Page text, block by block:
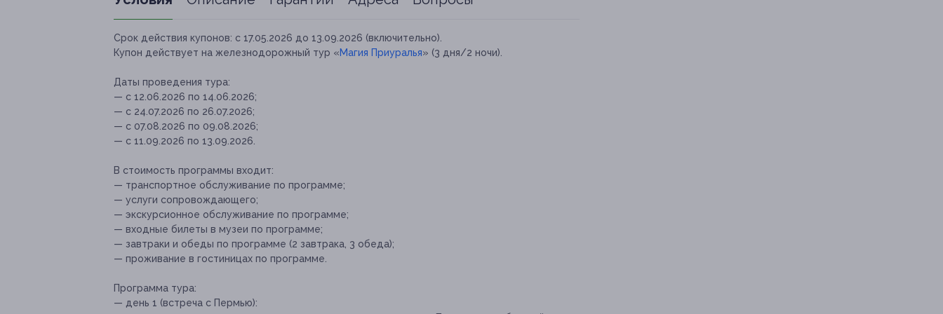
Срок действия купонов: с 17.05.2026 до 13.09.2026 (включительно).
Купон действует на железнодорожный тур «Магия Приуралья» (3 дня/2 ночи).
Даты проведения тура:
— с 12.06.2026 по 14.06.2026;
— с 24.07.2026 по 26.07.2026;
— с 07.08.2026 по 09.08.2026;
— с 11.09.2026 по 13.09.2026.
В стоимость программы входит:
— транспортное обслуживание по программе;
— услуги сопровождающего;
— экскурсионное обслуживание по программе;
— входные билеты в музеи по программе;
— завтраки и обеды по программе (2 завтрака, 3 обеда);
— проживание в гостиницах по программе.
Программа тура:
— день 1 (встреча с Пермью):